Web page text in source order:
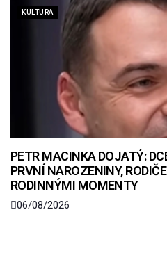
KULTURA
PETR MACINKA DOJATÝ:
PRVNÍ NAROZENINY,
RODINNÝMI MOMENTY
06/08/2026